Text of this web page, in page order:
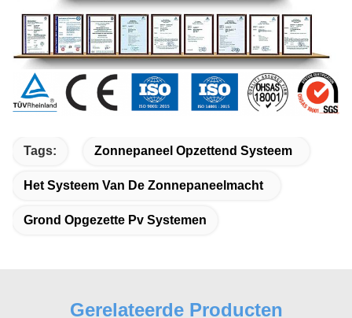
Tags: Zonnepaneel Opzettend Systeem
Het Systeem Van De Zonnepaneelmacht
Grond Opgezette Pv Systemen
Gerelateerde Producten